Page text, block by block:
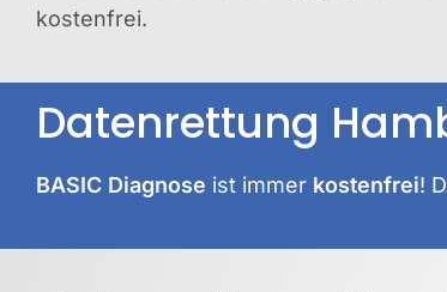
kostenfrei.
Datenrettung
BASIC Diagnose ist immer kostenfrei!